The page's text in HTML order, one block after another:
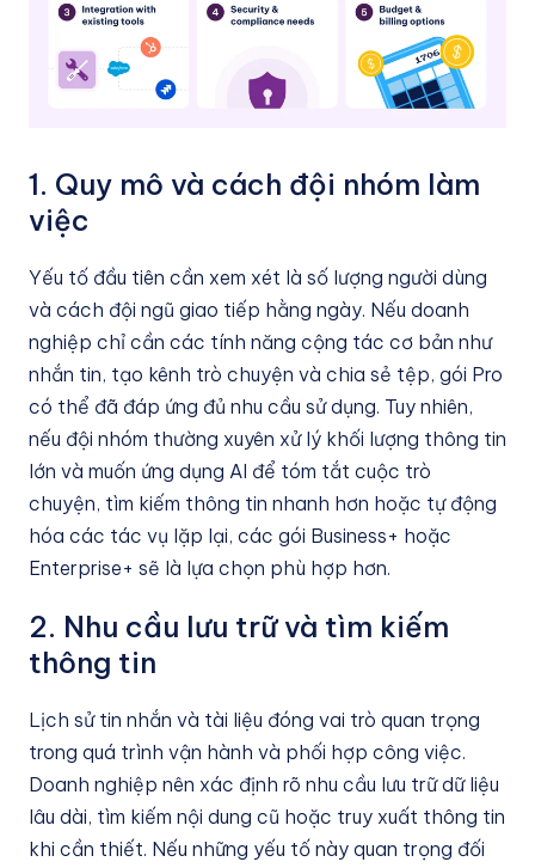
1. Quy mô và cách đội nhóm làm
việc
Yếu tố đầu tiên cần xem xét là số lượng người dùng
và cách đội ngũ giao tiếp hằng ngày. Nếu doanh
nghiệp chỉ cần các tính năng cộng tác cơ bản như
nhắn tin, tạo kênh trò chuyện và chia sẻ tệp, gói Pro
có thể đã đáp ứng đủ nhu cầu sử dụng. Tuy nhiên,
nếu đội nhóm thường xuyên xử lý khối lượng thông tin
lớn và muốn ứng dụng AI để tóm tắt cuộc trò
chuyện, tìm kiếm thông tin nhanh hơn hoặc tự động
hóa các tác vụ lặp lại, các gói Business+ hoặc
Enterprise+ sẽ là lựa chọn phù hợp hơn.
2. Nhu cầu lưu trữ và tìm kiếm
thông tin
Lịch sử tin nhắn và tài liệu đóng vai trò quan trọng
trong quá trình vận hành và phối hợp công việc.
Doanh nghiệp nên xác định rõ nhu cầu lưu trữ dữ liệu
lâu dài, tìm kiếm nội dung cũ hoặc truy xuất thông tin
khi cần thiết. Nếu những yếu tố này quan trọng đối